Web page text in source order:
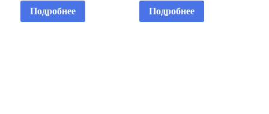
Подробнее Подробнее